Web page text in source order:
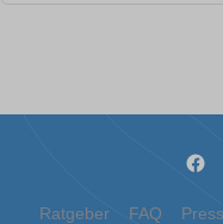
Ratgeber FAQ